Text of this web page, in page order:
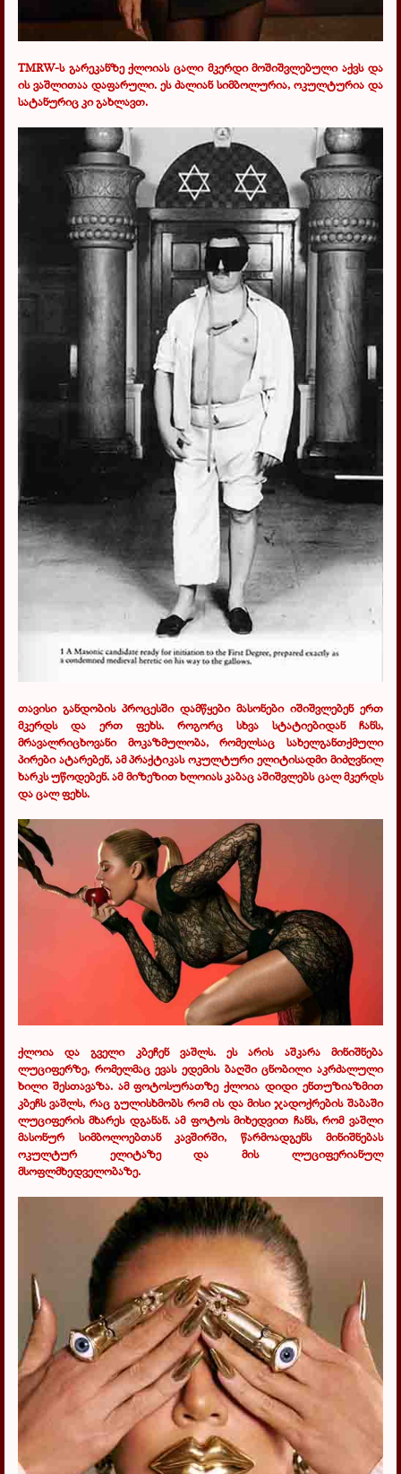
TMRW-ს გარეკანზე ქლოიას ცალი მკერდი მოშიშვლებული აქვს და
ის ვაშლითაა დაფარული. ეს ძალიან სიმბოლურია, ოკულტურია და
სატანურიც კი გახლავთ.
თავისი განდობის პროცესში დამწყები მასონები იშიშვლებენ ერთ
მკერდს და ერთ ფეხს. როგორც სხვა სტატიებიდან ჩანს,
მრავალრიცხოვანი მოკაზმულობა, რომელსაც სახელგანთქმული
პირები ატარებენ, ამ პრაქტიკას ოკულტური ელიტისადმი მიძღვნილ
ხარკს უწოდებენ. ამ მიზეზით ხლოიას კაბაც აშიშვლებს ცალ მკერდს
და ცალ ფეხს.
ქლოია და გველი კბეჩენ ვაშლს. ეს არის აშკარა მინიშნება
ლუციფერზე, რომელმაც ევას ედემის ბაღში ცნობილი აკრძალული
ხილი შესთავაზა. ამ ფოტოსურათზე ქლოია დიდი ენთუზიაზმით
კბეჩს ვაშლს, რაც გულისხმობს რომ ის და მისი ჯადოქრების შაბაში
ლუციფერის მხარეს დგანან. ამ ფოტოს მიხედვით ჩანს, რომ ვაშლი
მასონურ სიმბოლოებთან კავშირში, წარმოადგენს მინიშნებას
ოკულტურ ელიტაზე და მის ლუციფერიანულ
მსოფლმხედველობაზე.